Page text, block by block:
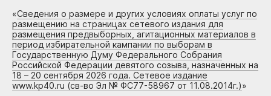
«Сведения о размере и других условиях оплаты услуг по
размещению на страницах сетевого издания для
размещения предвыборных, агитационных материалов в
период избирательной кампании по выборам в
Государственную Думу Федерального Собрания
Российской Федерации девятого созыва, назначенных на
18 – 20 сентября 2026 года. Сетевое издание
www.kp40.ru (св-во Эл № ФС77-58967 от 11.08.2014г.)»